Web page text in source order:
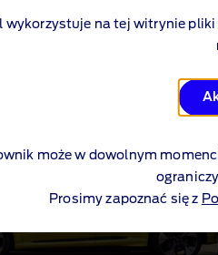
wykorzystuje na tej witrynie
może w dowolnym
Prosimy zapoznać się z